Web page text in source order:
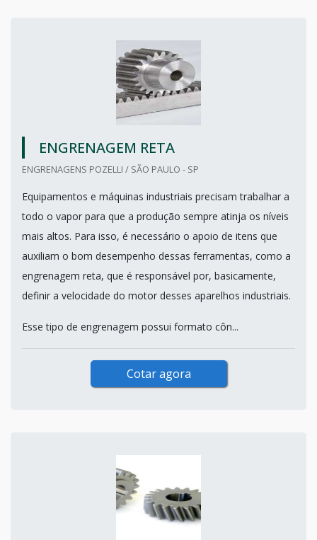
ENGRENAGEM RETA
ENGRENAGENS POZELLI / SÃO PAULO - SP
Equipamentos e máquinas industriais precisam trabalhar a
todo o vapor para que a produção sempre atinja os níveis
mais altos. Para isso, é necessário o apoio de itens que
auxiliam o bom desempenho dessas ferramentas, como a
engrenagem reta, que é responsável por, basicamente,
definir a velocidade do motor desses aparelhos industriais.
Esse tipo de engrenagem possui formato côn...
Cotar agora